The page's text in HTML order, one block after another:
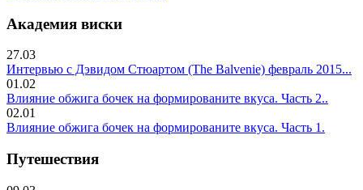
Академия виски
27.03
Интервью с Дэвидом Стюартом (The Balvenie) февраль 2015...
01.02
Влияние обжига бочек на формированите вкуса. Часть 2..
02.01
Влияние обжига бочек на формированите вкуса. Часть 1.
Путешествия